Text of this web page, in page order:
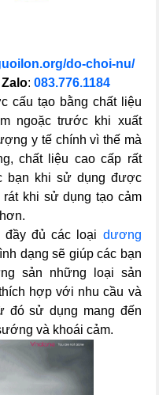
do-choi-nu/
Zalo: 083.776.1184
cấu tạo bằng chất liệu
ngoặc trước khi xuất
y tế chính vì thế mà
chất liệu cao cấp rất
bạn khi sử dụng được
khi sử dụng tạo cảm
đầy đủ các loại dương
dạng sẽ giúp các bạn
sản những loại sản
hợp với nhu cầu và
đó sử dụng mang đến
và khoái cảm.